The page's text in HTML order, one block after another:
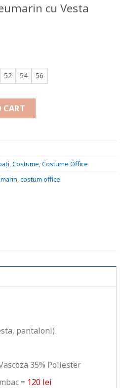
cu Vesta
52 54 56
Vesta Maro FLG016 quantity
CART
,Costume,Costume Office
,costum office
pantaloni)
35% Poliester
= 120 lei